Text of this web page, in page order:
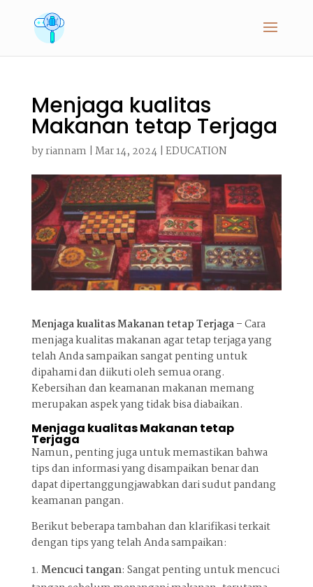
Menjaga kualitas
Makanan tetap Terjaga
byriannam | Mar 14, 2024| EDUCATION
Menjaga kualitas Makanan tetap Terjaga –Cara
menjaga kualitas makanan agar tetap terjaga yang
telah Anda sampaikan sangat penting untuk
dipahami dan diikuti oleh semua orang.
Kebersihan dan keamanan makanan memang
merupakan aspek yang tidak bisa diabaikan.
Menjaga kualitas Makanan tetap
Terjaga
Namun, penting juga untuk memastikan bahwa
tips dan informasi yang disampaikan benar dan
dapat dipertanggungjawabkan dari sudut pandang
keamanan pangan.
Berikut beberapa tambahan dan klarifikasi terkait
dengan tips yang telah Anda sampaikan:
Mencuci tangan: Sangat penting untuk mencuci